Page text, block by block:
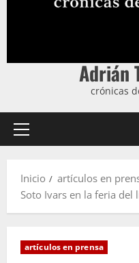
Adrián
crónicas
Menú
Inicio
artículos en
Soto Ivars en la feria del
artículos en prensa